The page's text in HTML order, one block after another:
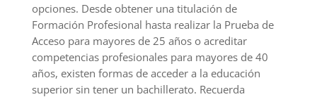
opciones. Desde obtener una titulación de
Formación Profesional hasta realizar la Prueba de
Acceso para mayores de 25 años o acreditar
competencias profesionales para mayores de 40
años, existen formas de acceder a la educación
superior sin tener un bachillerato. Recuerda